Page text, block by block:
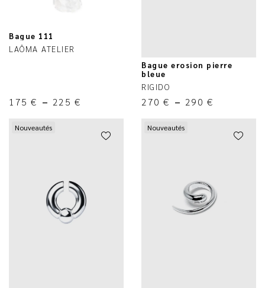
Bague 111
LAÔMA ATELIER
175 € – 225 €
Bague erosion pierre
bleue
RIGIDO
270 € – 290 €
Nouveautés Nouveautés